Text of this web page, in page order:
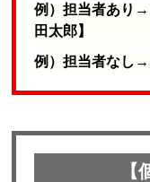
例）担当者あり
田太郎】
例）担当者なし→
【